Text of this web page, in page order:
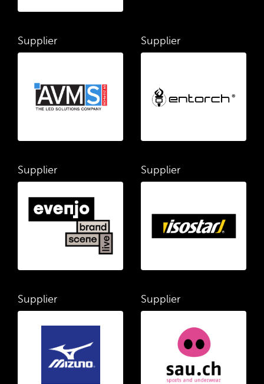
Supplier Supplier
Supplier Supplier
Supplier Supplier